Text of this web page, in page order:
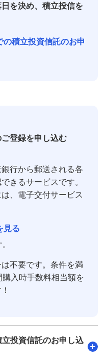
を決め、積立投信を
積立投資信託のお申
登録を申し込む
行から郵送される各
きるサービスです。
、電子交付サービス
見る
不要です。条件を満
入時手数料相当額を
投資信託のお申し込